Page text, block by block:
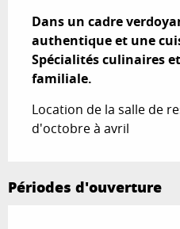
Dans un cadre
authentique et une
Spécialités culinaires
familiale.
Location de la salle de
d'octobre à avril
Périodes d'ouverture